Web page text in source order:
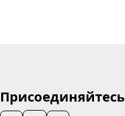
Присоединяйтесь